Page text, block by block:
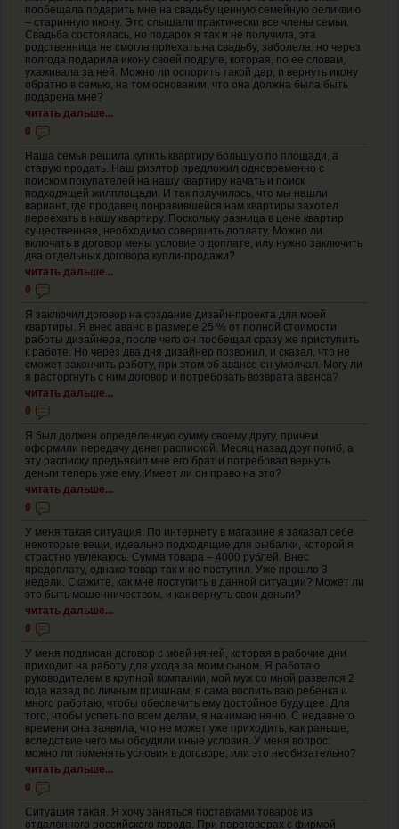
пообещала подарить мне на свадьбу ценную семейную реликвию
– старинную икону. Это слышали практически все члены семьи.
Свадьба состоялась, но подарок я так и не получила, эта
родственница не смогла приехать на свадьбу, заболела, но через
полгода подарила икону своей подруге, которая, по ее словам,
ухаживала за ней. Можно ли оспорить такой дар, и вернуть икону
обратно в семью, на том основании, что она должна была быть
подарена мне?
читать дальше...
0
Наша семья решила купить квартиру большую по площади, а
старую продать. Наш риэлтор предложил одновременно с
поиском покупателей на нашу квартиру начать и поиск
подходящей жилплощади. И так получилось, что мы нашли
вариант, где продавец понравившейся нам квартиры захотел
переехать в нашу квартиру. Поскольку разница в цене квартир
существенная, необходимо совершить доплату. Можно ли
включать в договор мены условие о доплате, илу нужно заключить
два отдельных договора купли-продажи?
читать дальше...
0
Я заключил договор на создание дизайн-проекта для моей
квартиры. Я внес аванс в размере 25 % от полной стоимости
работы дизайнера, после чего он пообещал сразу же приступить
к работе. Но через два дня дизайнер позвонил, и сказал, что не
сможет закончить работу, при этом об авансе он умолчал. Могу ли
я расторгнуть с ним договор и потребовать возврата аванса?
читать дальше...
0
Я был должен определенную сумму своему другу, причем
оформили передачу денег распиской. Месяц назад друг погиб, а
эту расписку предъявил мне его брат и потребовал вернуть
деньги теперь уже ему. Имеет ли он право на это?
читать дальше...
0
У меня такая ситуация. По интернету в магазине я заказал себе
некоторые вещи, идеально подходящие для рыбалки, которой я
страстно увлекаюсь. Сумма товара – 4000 рублей. Внес
предоплату, однако товар так и не поступил. Уже прошло 3
недели. Скажите, как мне поступить в данной ситуации? Может ли
это быть мошенничеством, и как вернуть свои деньги?
читать дальше...
0
У меня подписан договор с моей няней, которая в рабочие дни
приходит на работу для ухода за моим сыном. Я работаю
руководителем в крупной компании, мой муж со мной развелся 2
года назад по личным причинам, я сама воспитываю ребенка и
много работаю, чтобы обеспечить ему достойное будущее. Для
того, чтобы успеть по всем делам, я нанимаю няню. С недавнего
времени она заявила, что не может уже приходить, как раньше,
вследствие чего мы обсудили иные условия. У меня вопрос:
можно ли поменять условия в договоре, или это необязательно?
читать дальше...
0
Ситуация такая. Я хочу заняться поставками товаров из
отдаленного российского города. При переговорах с фирмой